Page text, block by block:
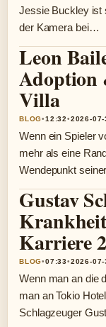
Jessie Buckley ist
der Kamera bei…
Leon
Adoption
Villa
BLOG•12:32•2026-07-
Wenn ein Spieler
mehr als eine
Wendepunkt
Gustav
Karriere
BLOG•07:33•2026-07-
Wenn man an die
man an Tokio
Schlagzeuger